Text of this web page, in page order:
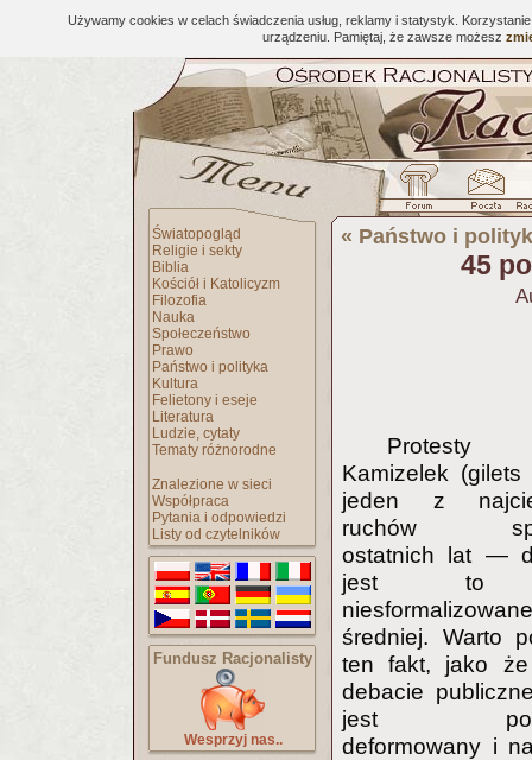
Używamy cookies w celach świadczenia usług, reklamy i statystyk.
urządzeniu. Pamiętaj, że zawsze możesz
Światopogląd
Religie i sekty
Biblia
Kościół i Katolicyzm
Filozofia
Nauka
Społeczeństwo
Prawo
Państwo i polityka
Kultura
Felietony i eseje
Literatura
Ludzie, cytaty
Tematy różnorodne
Znalezione w sieci
Współpraca
Pytania i odpowiedzi
Listy od czytelników
Fundusz Racjonalisty
Wesprzyj nas..
« Państwo i
45
Protesty
Kamizelek
jeden z
ruchów
ostatnich lat —
jest to
średniej. Warto
ten fakt, jako
debacie
jest
deformowany i